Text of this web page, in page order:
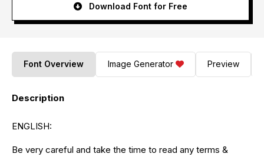
Download Font for Free
Font Overview Image Generator Preview
Description
ENGLISH:
Be very careful and take the time to read any terms &